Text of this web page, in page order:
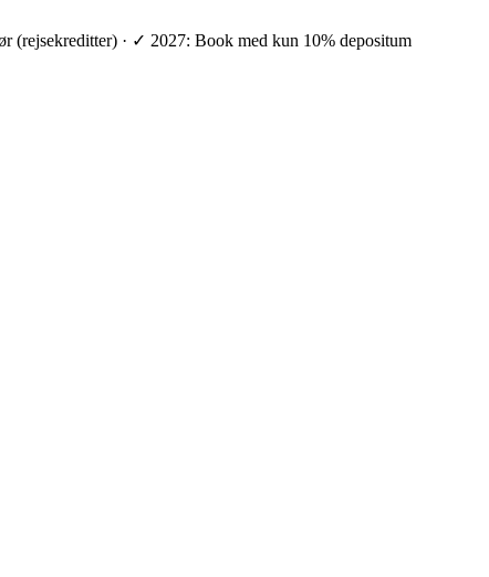
(rejsekreditter) · ✓ 2027: Book med kun 10% depositum